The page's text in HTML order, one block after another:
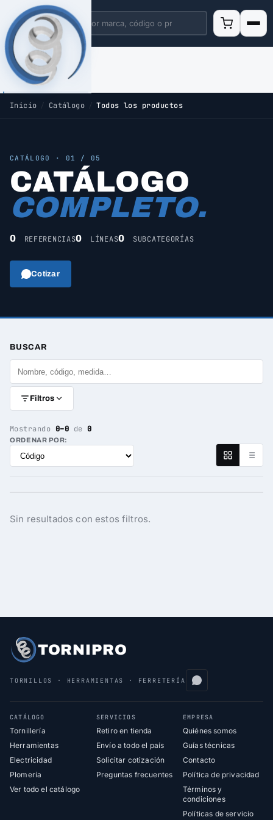
Inicio Catálogo Todos los productos
CATÁLOGO · 01 / 05
CATÁLOGO
COMPLETO.
0 REFERENCIAS0 LÍNEAS0 SUBCATEGORÍAS
Cotizar
BUSCAR
Filtros
Mostrando 0–0 de0
ORDENAR POR:
Sin resultados con estos filtros.
TORNIPRO
TORNILLOS · HERRAMIENTAS · FERRETERÍA
CATÁLOGO
Tornillería
Herramientas
Electricidad
Plomería
Ver todo el catálogo
SERVICIOS
Retiro en tienda
Envío a todo el país
Solicitar cotización
Preguntas frecuentes
EMPRESA
Quiénes somos
Guías técnicas
Contacto
Política de privacidad
Términos y
condiciones
Políticas de servicio